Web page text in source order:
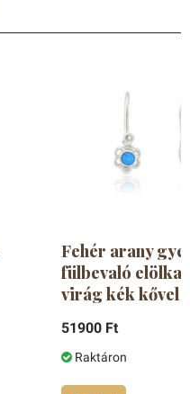
Fehér arany
fülbevaló
virág kék kővel
51900 Ft
Raktáron